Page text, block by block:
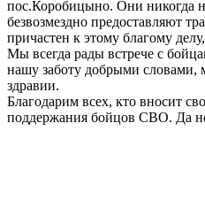
пос.Коробицыно. Они никогда
безвозмездно предоставляют
причастен к этому благому
Мы всегда рады встрече с
нашу заботу добрыми словами,
здравии.
Благодарим всех, кто вносит
поддержания бойцов СВО. Да